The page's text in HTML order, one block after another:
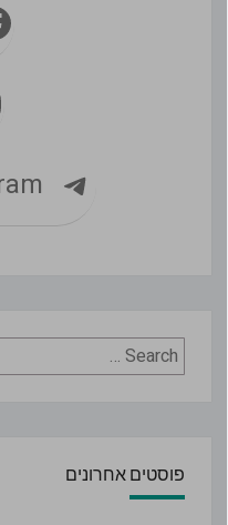
Search
for:
פוסטים אחרונים